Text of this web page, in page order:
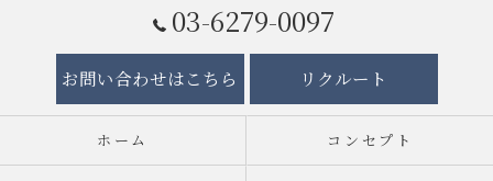
03-6279-0097
お問い合わせはこちら リクルート
ホーム コンセプト